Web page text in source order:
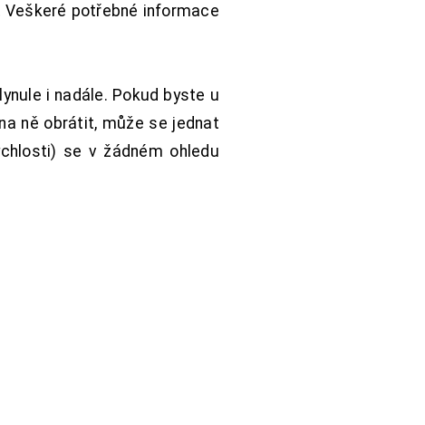
potřebné informace
i nadále. Pokud byste u
ně obrátit, může se jednat
se v žádném ohledu